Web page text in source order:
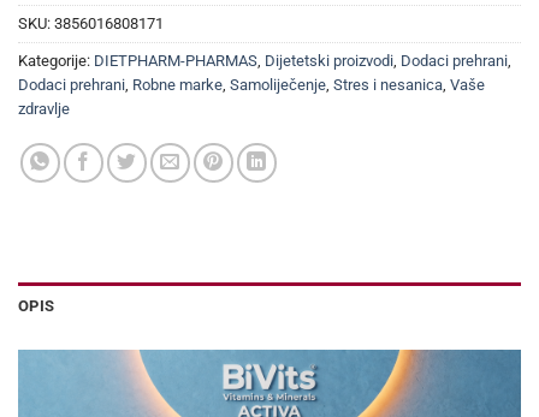
SKU: 3856016808171
Kategorije: DIETPHARM-PHARMAS, Dijetetski proizvodi, Dodaci prehrani,
Dodaci prehrani, Robne marke, Samoliječenje, Stres i nesanica, Vaše
zdravlje
OPIS